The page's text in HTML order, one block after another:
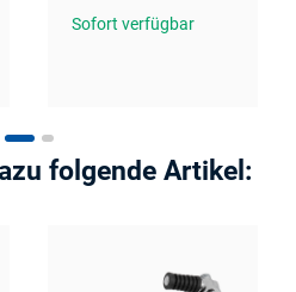
Sofort verfügbar
folgende Artikel: